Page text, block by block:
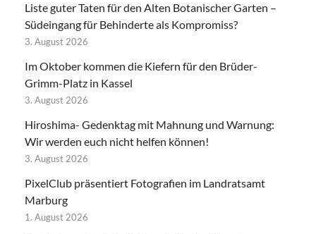
Liste guter Taten für den Alten Botanischer Garten –
Südeingang für Behinderte als Kompromiss?
3. August 2026
Im Oktober kommen die Kiefern für den Brüder-
Grimm-Platz in Kassel
3. August 2026
Hiroshima- Gedenktag mit Mahnung und Warnung:
Wir werden euch nicht helfen können!
3. August 2026
PixelClub präsentiert Fotografien im Landratsamt
Marburg
1. August 2026